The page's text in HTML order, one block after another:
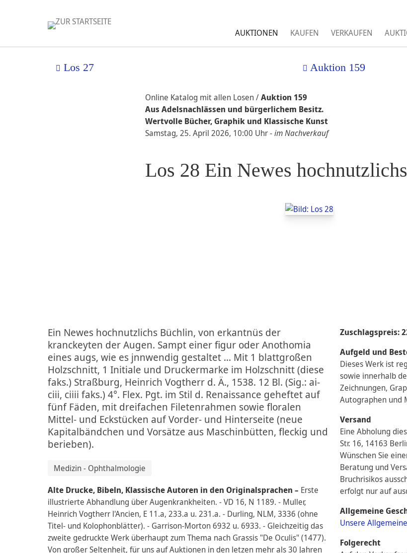
AUKTIONEN KAUFEN VERKAUFEN
Los 27 Auktion 159
Online Katalog mit allen Losen /Auktion 159
Aus Adelsnachlässen und bürgerlichem Besitz.
Wertvolle Bücher, Graphik und Klassische Kunst
Samstag, 25. April 2026, 10:00 Uhr- im Nachverkauf
Los 28 Ein Newes
Ein Newes hochnutzlichs Büchlin, von erkantnüs der
kranckeyten der Augen. Sampt einer figur oder Anothomia
eines augs, wie es jnnwendig gestaltet ... Mit 1 blattgroßen
Holzschnitt, 1 Initiale und Druckermarke im Holzschnitt (diese
faks.) Straßburg, Heinrich Vogtherr d. Ä., 1538. 12 Bl. (Sig.: ai-
ciii, ciiii faks.) 4°. Flex. Pgt. im Stil d. Renaissance geheftet auf
fünf Fäden, mit dreifachen Filetenrahmen sowie floralen
Mittel- und Eckstücken auf Vorder- und Hinterseite (neue
Kapitalbändchen und Vorsätze aus Maschinbütten, fleckig und
berieben).
Medizin - Ophthalmologie
Alte Drucke, Bibeln, Klassische Autoren in den Originalsprachen – Erste
illustrierte Abhandlung über Augenkrankheiten. - VD 16, N 1189. - Muller,
Heinrich Vogtherr l'Ancien, E 11.a, 233.a u. 231.a. - Durling, NLM, 3336 (ohne
Titel- und Kolophonblätter). - Garrison-Morton 6932 u. 6933. - Gleichzeitig das
zweite gedruckte Werk überhaupt zum Thema nach Grassis "De Oculis" (1477).
Von großer Seltenheit, für uns auf Auktionen in den letzen mehr als 30 Jahren
Zuschlagspreis:
Aufgeld und
Dieses Werk ist
sowie innerhalb
Zeichnungen,
Autographen und
Versand
Eine Abholung
Str. 16, 14163
Wünschen Sie
Beratung und
Bruchrisikos
erfolgt nur auf
Allgemeine
Unsere
Folgerecht